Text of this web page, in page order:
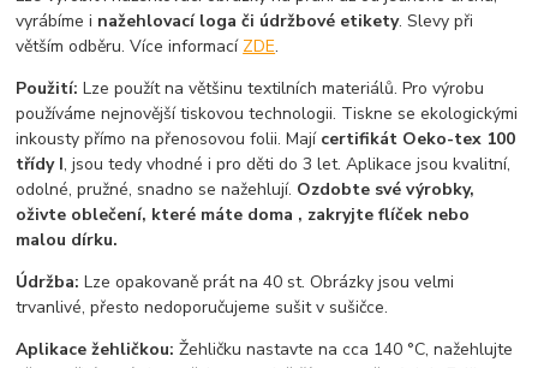
vyrábíme i nažehlovací loga či údržbové etikety. Slevy při
větším odběru. Více informací ZDE.
Použití: Lze použít na většinu textilních materiálů. Pro výrobu
používáme nejnovější tiskovou technologii. Tiskne se ekologickými
inkousty přímo na přenosovou folii. Mají certifikát Oeko-tex 100
třídy I, jsou tedy vhodné i pro děti do 3 let. Aplikace jsou kvalitní,
odolné, pružné, snadno se nažehlují. Ozdobte své výrobky,
oživte oblečení, které máte doma , zakryjte flíček nebo
malou dírku.
Údržba:Lze opakovaně prát na 40 st. Obrázky jsou velmi
trvanlivé, přesto nedoporučujeme sušit v sušičce.
Aplikace žehličkou:Žehličku nastavte na cca 140 °C, nažehlujte